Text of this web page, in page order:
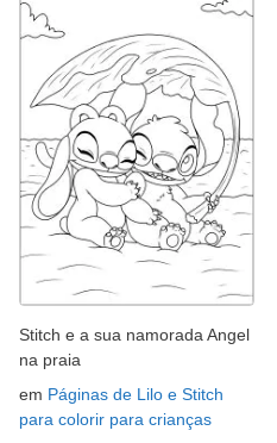
Stitch e a sua namorada Angel
na praia
em Páginas de Lilo e Stitch
para colorir para crianças